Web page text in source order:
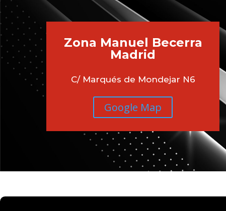
Zona Manuel Becerra
Madrid
C/ Marqués de Mondejar N6
Google Map